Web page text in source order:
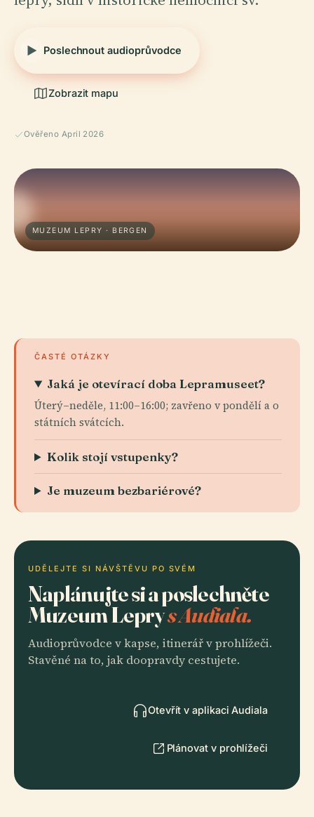
Poslechnout audioprůvodce
Zobrazit mapu
Ověřeno April 2026
MUZEUM LEPRY · BERGEN
ČASTÉ OTÁZKY
Jaká je otevírací doba Lepramuseet?
Úterý–neděle, 11:00–16:00; zavřeno v pondělí a o
státních svátcích.
Kolik stojí vstupenky?
Je muzeum bezbariérové?
UDĚLEJTE SI NÁVŠTĚVU PO SVÉM
Naplánujte si a poslechněte
Muzeum Leprys Audiala.
Audioprůvodce v kapse, itinerář v prohlížeči.
Stavěné na to, jak doopravdy cestujete.
Otevřít v aplikaci Audiala
Plánovat v prohlížeči